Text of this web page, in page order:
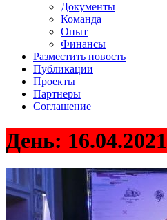
Документы
Команда
Опыт
Финансы
Разместить новость
Публикации
Проекты
Партнеры
Соглашение
День: 16.04.2021